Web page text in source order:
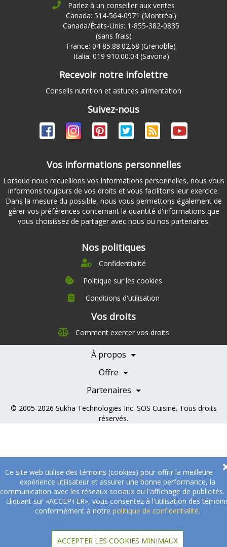
Ce site web utilise des témoins (cookies) pour offrir la meilleure
expérience utilisateur et assurer une bonne performance, la
communication avec les réseaux sociaux ou l'affichage de publicités.
cliquant sur «ACCEPTER», vous consentez à l'utilisation des
conformément à notre politique de confidentialité.
ACCEPTER LES COOKIES MINIMAUX
Parlez à un conseiller aux ventes
Canada: 514-564-0971 (Montréal)
Canada/États-Unis: 1-855-382-0835
(sans frais)
France: 04 85.88.02.68 (Grenoble)
Italia: 019 910.00.04 (Savona)
Recevoir notre infolettre
Conseils nutrition et astuces alimentation
Suivez-nous
Vos informations personnelles
Lorsque nous recueillons vos informations personnelles, nous vous
informons toujours de vos droits et vous facilitons leur exercice.
Dans la mesure du possible, nous vous permettons également de
gérer vos préférences concernant la quantité d'informations que
vous choisissez de partager avec nous ou nos partenaires.
Nos politiques
Confidentialité
Politique sur les cookies
Conditions d'utilisation
Vos droits
Comment exercer vos droits
À propos
À propos
Nutrition
Offre
Témoignages
Partenaires
Nos partenaires
Devenir Partenaire
Professionnels de la santé
© 2005-2026 Sukha Technologies Inc. SOS Cuisine. Tous droits
réservés.